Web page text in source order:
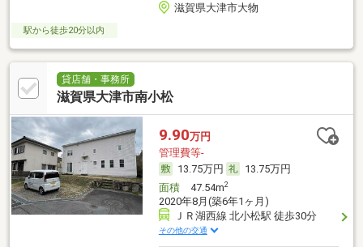
滋賀県大津市大物
駅から徒歩20分以内
貸店舗・事務所
滋賀県大津市南小松
9.90万円
管理費等-
13.75万円
13.75万円
面積47.54m2
2020年8月(築6年1ヶ月)
ＪＲ湖西線 北小松駅 徒歩30分
その他の交通